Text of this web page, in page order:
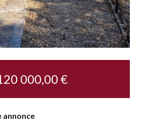
000,00 €
annonce